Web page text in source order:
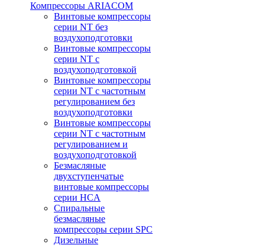
Компрессоры ARIACOM
Винтовые компрессоры
серии NT без
воздухоподготовки
Винтовые компрессоры
серии NT c
воздухоподготовкой
Винтовые компрессоры
серии NT с частотным
регулированием без
воздухоподготовки
Винтовые компрессоры
серии NT с частотным
регулированием и
воздухоподготовкой
Безмасляные
двухступенчатые
винтовые компрессоры
серии HCA
Спиральные
безмасляные
компрессоры серии SPC
Дизельные